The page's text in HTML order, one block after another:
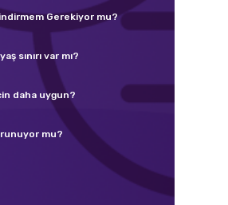
Gerekiyor mu?
sınırı var mı?
daha uygun?
mu?